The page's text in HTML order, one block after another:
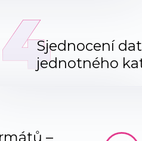
Sjednocení
jednotného
4
–